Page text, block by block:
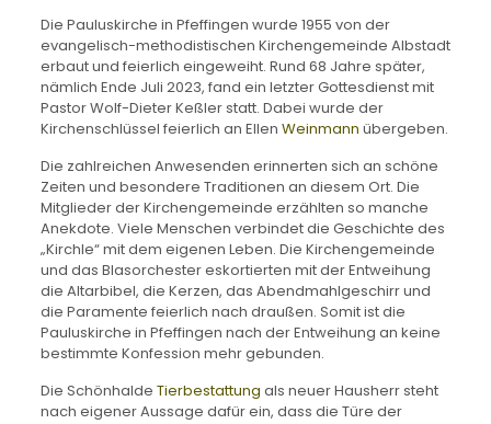
Die Pauluskirche in Pfeffingen wurde 1955 von der
evangelisch-methodistischen Kirchengemeinde Albstadt
erbaut und feierlich eingeweiht. Rund 68 Jahre später,
nämlich Ende Juli 2023, fand ein letzter Gottesdienst mit
Pastor Wolf-Dieter Keßler statt. Dabei wurde der
Kirchenschlüssel feierlich an Ellen Weinmann übergeben.
Die zahlreichen Anwesenden erinnerten sich an schöne
Zeiten und besondere Traditionen an diesem Ort. Die
Mitglieder der Kirchengemeinde erzählten so manche
Anekdote. Viele Menschen verbindet die Geschichte des
„Kirchle“ mit dem eigenen Leben. Die Kirchengemeinde
und das Blasorchester eskortierten mit der Entweihung
die Altarbibel, die Kerzen, das Abendmahlgeschirr und
die Paramente feierlich nach draußen. Somit ist die
Pauluskirche in Pfeffingen nach der Entweihung an keine
bestimmte Konfession mehr gebunden.
Die Schönhalde Tierbestattung als neuer Hausherr steht
nach eigener Aussage dafür ein, dass die Türe der